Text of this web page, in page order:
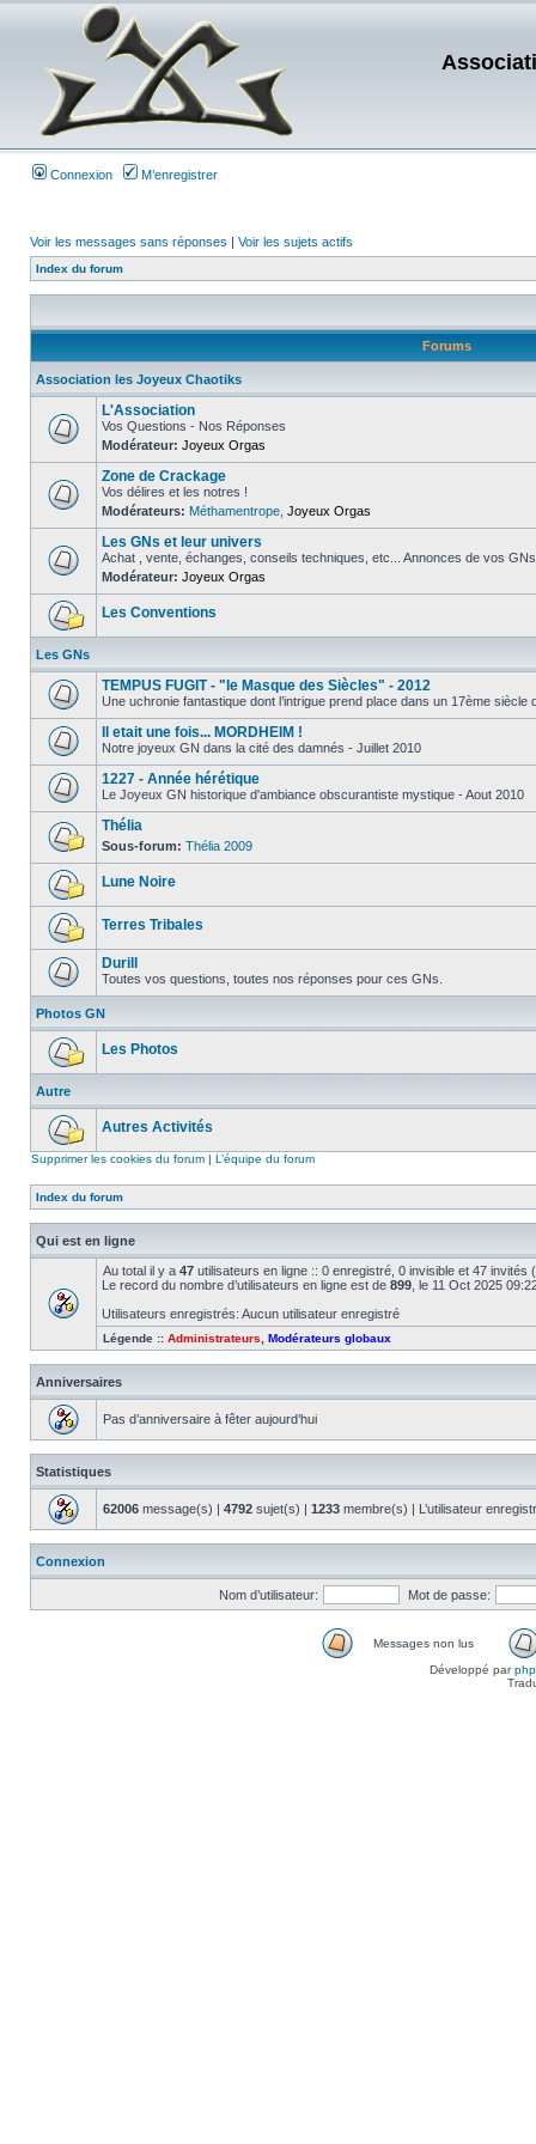
Connexion M’enregistrer
Voir les messages sans réponses | Voir les sujets actifs
Index du forum
Forums
Association les Joyeux Chaotiks
L'Association
Vos Questions - Nos Réponses
Modérateur: Joyeux Orgas
Zone de Crackage
Vos délires et les notres !
Modérateurs: Méthamentrope Joyeux Orgas
Les GNs et leur univers
Achat , vente, échanges, conseils techniques, etc... Annonces de vos
Modérateur: Joyeux Orgas
Les Conventions
Les GNs
TEMPUS FUGIT - "le Masque des Siècles" - 2012
Une uchronie fantastique dont l’intrigue prend place dans un 17ème siècle
Il etait une fois... MORDHEIM !
Notre joyeux GN dans la cité des damnés - Juillet 2010
1227 - Année hérétique
Le Joyeux GN historique d'ambiance obscurantiste mystique - Aout 2010
Thélia
Sous-forum: Thélia 2009
Lune Noire
Terres Tribales
Durill
Toutes vos questions, toutes nos réponses pour ces GNs.
Photos GN
Les Photos
Autre
Autres Activités
Supprimer les cookies du forum | L’équipe du forum
Index du forum
Qui est en ligne
Au total il y a 47 utilisateurs en ligne :: 0 enregistré, 0 invisible et 47 invités
Le record du nombre d’utilisateurs en ligne est de 899 , le 11 Oct 2025
Utilisateurs enregistrés: Aucun utilisateur enregistré
Légende :: Administrateurs Modérateurs globaux
Anniversaires
Pas d’anniversaire à fêter aujourd’hui
Statistiques
62006 message(s) | 4792 sujet(s) | 1233 membre(s) | L’utilisateur
Connexion
Nom d’utilisateur: Mot de passe:
Messages non lus
Développé par